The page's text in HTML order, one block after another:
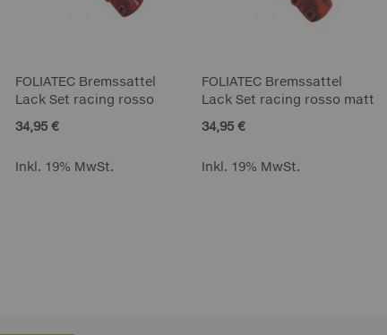
FOLIATEC Bremssattel
Lack Set racing rosso
34,95 €
Inkl. 19% MwSt.
FOLIATEC Bremssattel
Lack Set racing rosso matt
34,95 €
Inkl. 19% MwSt.